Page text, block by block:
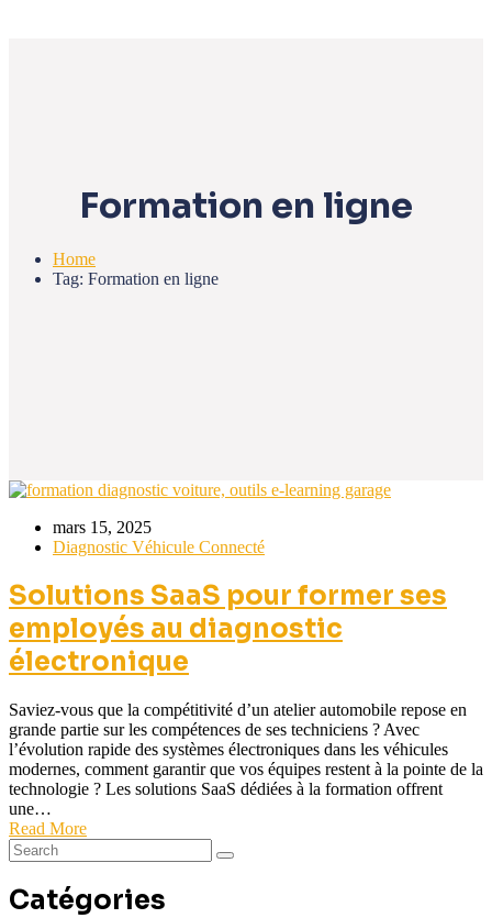
Formation en ligne
Home
Tag: Formation en ligne
mars 15, 2025
Diagnostic Véhicule Connecté
Solutions SaaS pour former ses
employés au diagnostic
électronique
Saviez-vous que la compétitivité d’un atelier automobile repose en
grande partie sur les compétences de ses techniciens ? Avec
l’évolution rapide des systèmes électroniques dans les véhicules
modernes, comment garantir que vos équipes restent à la pointe de la
technologie ? Les solutions SaaS dédiées à la formation offrent
une…
Read More
Catégories